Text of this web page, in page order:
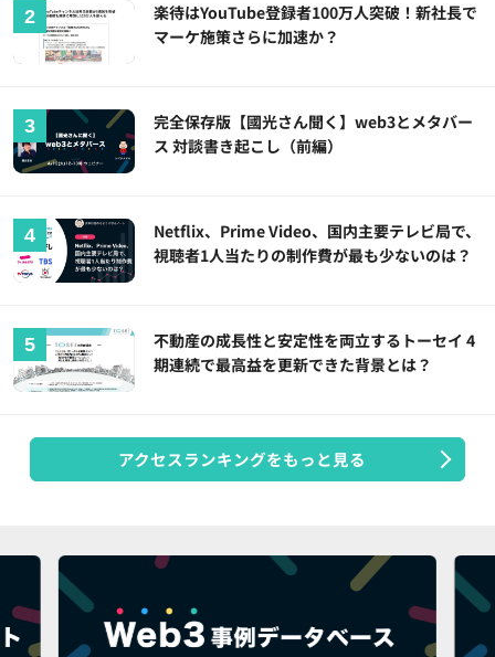
楽待はYouTube登録者100万人突破！新社長で
マーケ施策さらに加速か？
完全保存版【國光さん聞く】web3とメタバー
ス 対談書き起こし（前編）
Netflix、Prime Video、国内主要テレビ局で、
視聴者1人当たりの制作費が最も少ないのは？
不動産の成長性と安定性を両立するトーセイ 4
期連続で最高益を更新できた背景とは？
アクセスランキングをもっと見る